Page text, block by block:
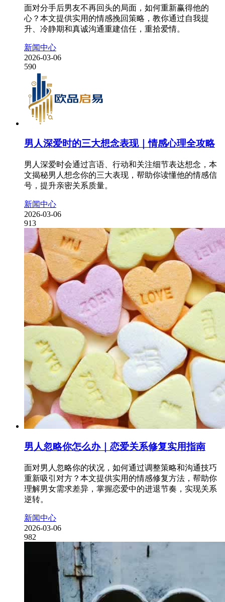
面对分手后男友不再回头的局面，如何重新赢得他的
心？本文提供实用的情感挽回策略，教你通过自我提
升、冷静期和真诚沟通重建信任，重拾爱情。
新闻中心
2026-03-06
590
男人深爱时的三大想念表现｜情感心理全攻略
男人深爱时会通过言语、行动和关注细节表达想念，本
文揭秘男人想念你的三大表现，帮助你读懂他的情感信
号，提升亲密关系质量。
新闻中心
2026-03-06
913
男人忽略你怎么办｜恋爱关系修复实用指南
面对男人忽略你的状况，如何通过调整策略和沟通技巧
重新吸引对方？本文提供实用的情感修复方法，帮助你
理解男女需求差异，掌握恋爱中的进退节奏，实现关系
逆转。
新闻中心
2026-03-06
982